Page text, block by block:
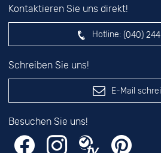
Kontaktieren Sie uns direkt!
Hotline: (040)
Schreiben Sie uns!
E-Mail
Besuchen Sie uns!